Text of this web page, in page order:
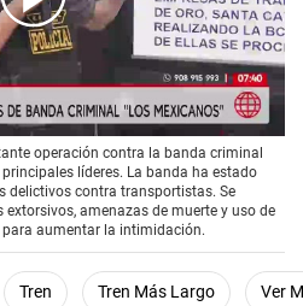
operación contra la banda criminal
líderes. La banda ha estado
delictivos contra transportistas. Se
amenazas de muerte y uso de
aumentar la intimidación.
Tren Tren Más Largo Ver